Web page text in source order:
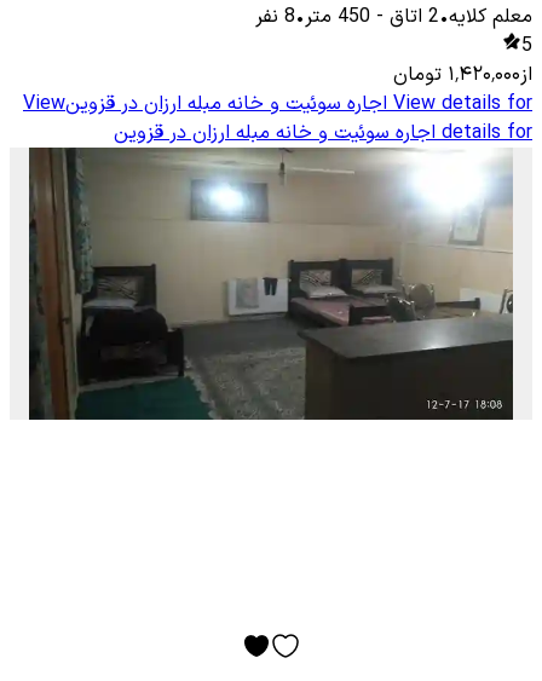
معلم كلایه•
2 اتاق -
450 متر•
8 نفر
5
از۱٬۴۲۰٬۰۰۰ تومان
View details for اجاره سوئیت و خانه مبله ارزان در قزوینView
details for اجاره سوئیت و خانه مبله ارزان در قزوین